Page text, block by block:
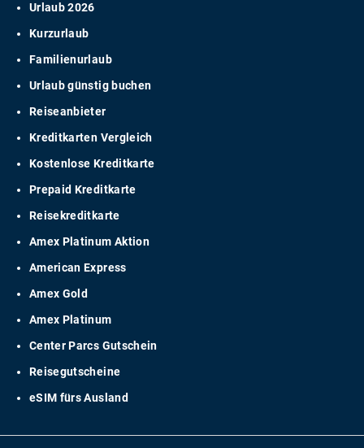
Urlaub 2026
Kurzurlaub
Familienurlaub
Urlaub günstig buchen
Reiseanbieter
Kreditkarten Vergleich
Kostenlose Kreditkarte
Prepaid Kreditkarte
Reisekreditkarte
Amex Platinum Aktion
American Express
Amex Gold
Amex Platinum
Center Parcs Gutschein
Reisegutscheine
eSIM fürs Ausland